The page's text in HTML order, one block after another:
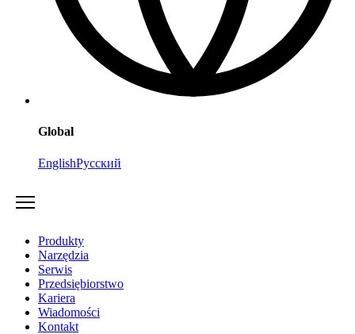
Global
EnglishРусский
Produkty
Narzędzia
Serwis
Przedsiębiorstwo
Kariera
Wiadomości
Kontakt